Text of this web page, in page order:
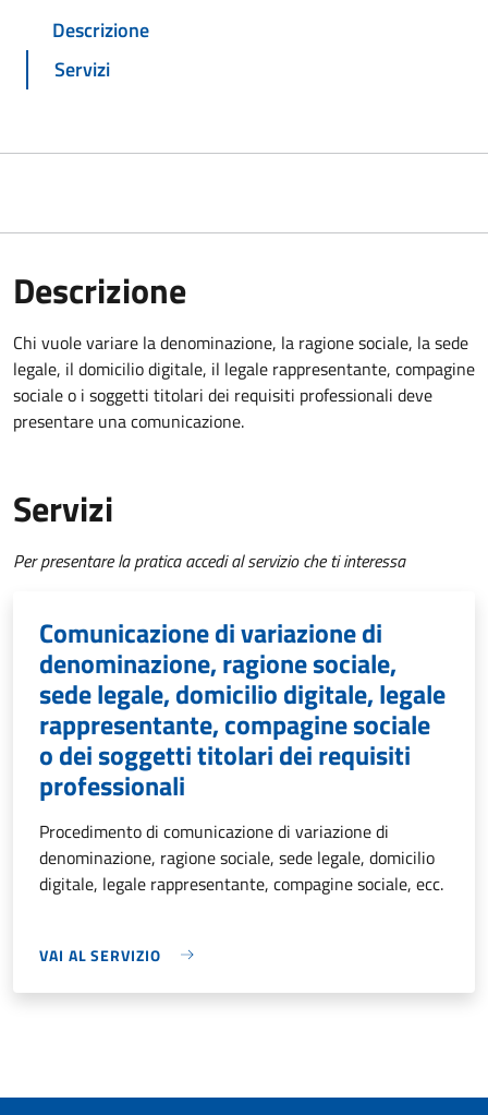
Descrizione
Servizi
Descrizione
Chi vuole variare la denominazione, la ragione sociale, la sede
legale, il domicilio digitale, il legale rappresentante, compagine
sociale o i soggetti titolari dei requisiti professionali deve
presentare una comunicazione.
Servizi
Per presentare la pratica accedi al servizio che ti interessa
Comunicazione di variazione di
denominazione, ragione sociale,
sede legale, domicilio digitale, legale
rappresentante, compagine sociale
o dei soggetti titolari dei requisiti
professionali
Procedimento di comunicazione di variazione di
denominazione, ragione sociale, sede legale, domicilio
digitale, legale rappresentante, compagine sociale, ecc.
VAI AL SERVIZIO